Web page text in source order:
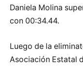
Daniela Molina
con 00:34.44.
Luego de la
Asociación Estatal